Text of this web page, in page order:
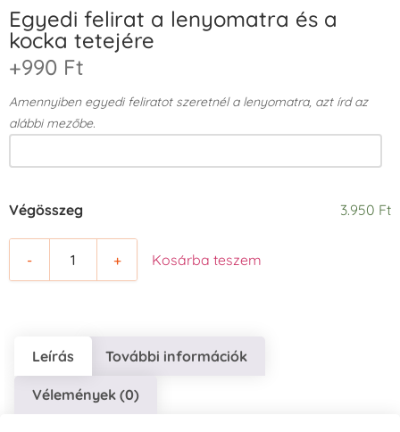
Egyedi felirat a lenyomatra és a
kocka tetejére
+990 Ft
Amennyiben egyedi feliratot szeretnél a lenyomatra, azt írd az
alábbi mezőbe.
Végösszeg 3.950 Ft
- + Kosárba teszem
Leírás További információk
Vélemények (0)